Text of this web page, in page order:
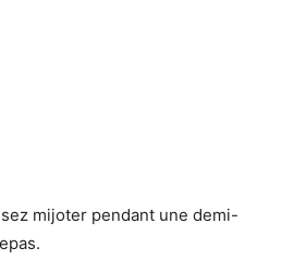
mijoter pendant une demi-